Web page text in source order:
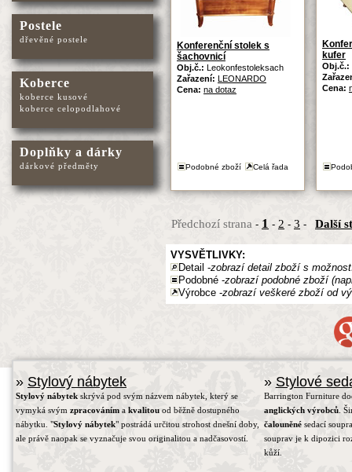
Konferenční stolek s
šachovnicí
Obj.č.: Leokonfestoleksach
Zařazení: LEONARDO
Cena: na dotaz
Podobné zboží Celá řada
kufer
Obj.č.:
Cena:
Předchozí strana- 1 - 2 - 3 - Další
VYSVĚTLIVKY:
Detail -zobrazí detail zboží s
Podobné -zobrazí podobné zboží
Výrobce -zobrazí veškeré zboží od
Postele
dřevěné postele
Koberce
koberce kusové
koberce celopodlahové
Doplňky a dárky
dárkové předměty
» Stylový nábytek
Stylový nábytek skrývá pod svým názvem nábytek, který se
vymyká svým zpracováním a kvalitou od běžně dostupného
nábytku. "Stylový nábytek" postrádá určitou strohost dnešní doby,
ale právě naopak se vyznačuje svou originalitou a nadčasovostí.
» Stylové
Barrington Furniture
anglických výrobců.
čalouněnésedací
souprav je k dipozici
kůží.